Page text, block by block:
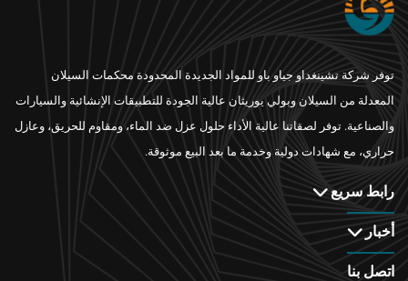
توفر شركة تشينغداو جياو باو للمواد الجديدة المحدودة محكمات السيلان
المعدلة من السيلان وبولي يوريثان عالية الجودة للتطبيقات الإنشائية والسيارات
والصناعية. توفر لصقاتنا عالية الأداء حلول عزل ضد الماء، ومقاوم للحريق، وعازل
حراري، مع شهادات دولية وخدمة ما بعد البيع موثوقة.
رابط سريع
أخبار
اتصل بنا